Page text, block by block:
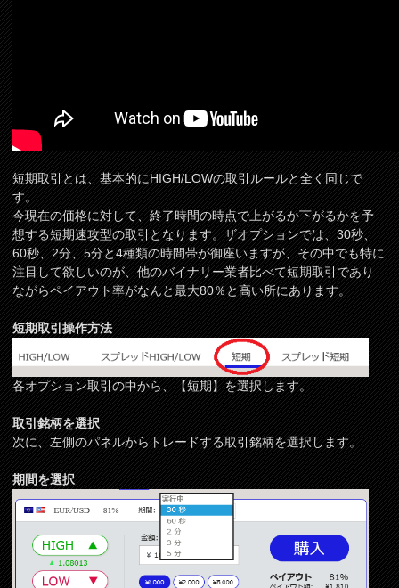
短期取引とは、基本的にHIGH/LOWの取引ルールと全く同じで
す。
今現在の価格に対して、終了時間の時点で上がるか下がるかを予
想する短期速攻型の取引となります。ザオプションでは、30秒、
60秒、2分、5分と4種類の時間帯が御座いますが、その中でも特に
注目して欲しいのが、他のバイナリー業者比べて短期取引であり
ながらペイアウト率がなんと最大80％と高い所にあります。
短期取引操作方法
各オプション取引の中から、【短期】を選択します。
取引銘柄を選択
次に、左側のパネルからトレードする取引銘柄を選択します。
期間を選択